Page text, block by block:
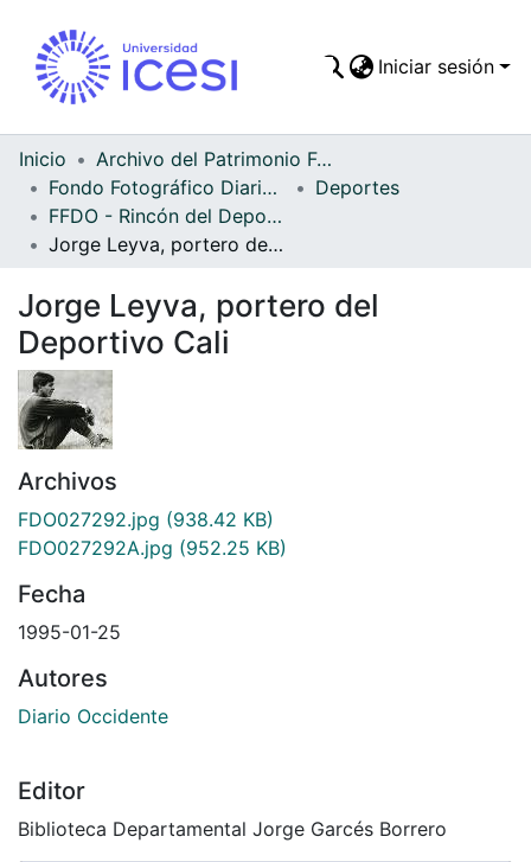
Todo DSpace
Estadísticas
Iniciar sesión
Inicio
Archivo del Patrimonio Fotográfico y Fílmico del Valle del Cauca
Fondo Fotográfico Diario Occidente
Deportes
FFDO - Rincón del Deportivo Cali - Patrimonial
Jorge Leyva, portero del Deportivo Cali
Jorge Leyva, portero del
Deportivo Cali
Archivos
FDO027292.jpg (938.42 KB)
FDO027292A.jpg (952.25 KB)
Fecha
1995-01-25
Autores
Diario Occidente
Editor
Biblioteca Departamental Jorge Garcés Borrero